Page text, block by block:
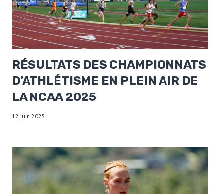
RÉSULTATS DES CHAMPIONNATS
D’ATHLÉTISME EN PLEIN AIR DE
LA NCAA 2025
12 juin 2025